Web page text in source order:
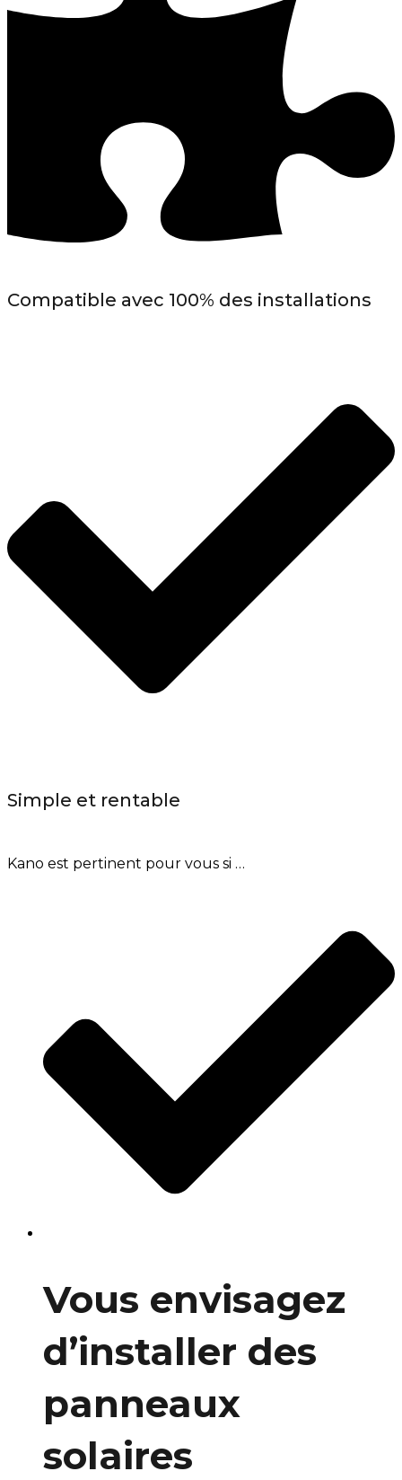
Compatible avec 100% des installations
Simple et rentable
Kano est pertinent pour vous si …
Vous envisagez
d’installer des
panneaux
solaires